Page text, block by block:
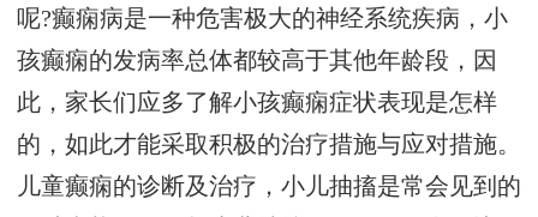
呢?癫痫病是一种危害极大的神经系统疾病，小
孩癫痫的发病率总体都较高于其他年龄段，因
此，家长们应多了解小孩癫痫症状表现是怎样
的，如此才能采取积极的治疗措施与应对措施。
儿童癫痫的诊断及治疗，小儿抽搐是常会见到的